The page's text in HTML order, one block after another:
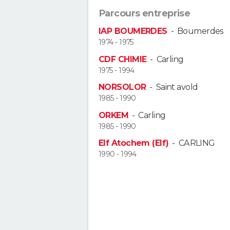
Parcours entreprise
IAP BOUMERDES - Boumerdes
1974 - 1975
CDF CHIMIE- Carling
1975 - 1994
NORSOLOR- Saint avold
1985 - 1990
ORKEM -Carling
1985 - 1990
Elf Atochem (Elf) - CARLING
1990 - 1994